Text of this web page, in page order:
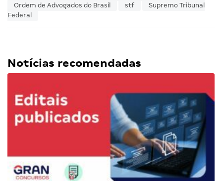
Ordem de Advogados do Brasil
stf
Supremo Tribunal
Federal
Notícias recomendadas